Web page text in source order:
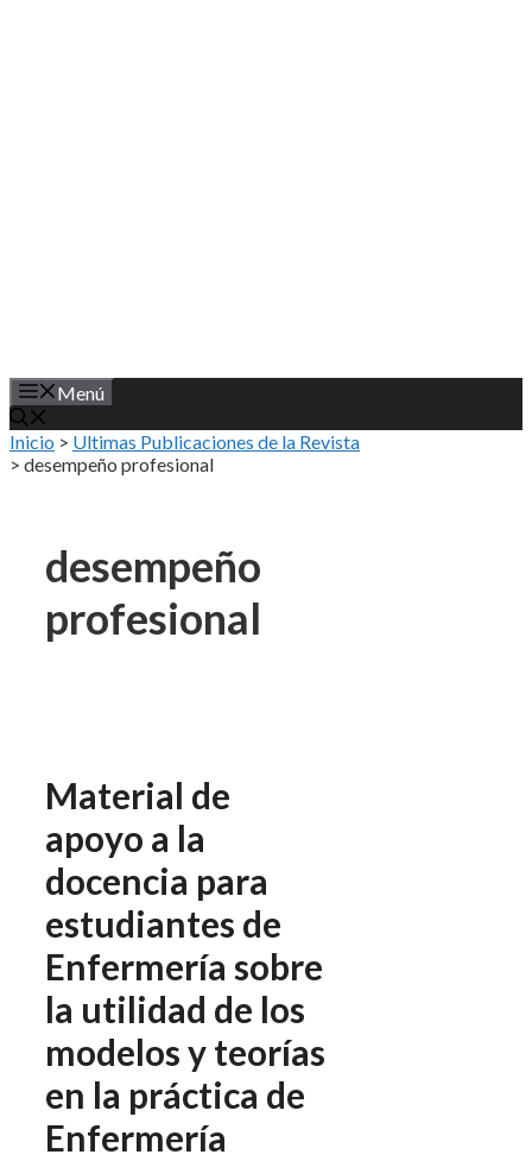
Menú
Inicio > Ultimas Publicaciones de la Revista
> desempeño profesional
desempeño
profesional
Material de
apoyo a la
docencia para
estudiantes de
Enfermería sobre
la utilidad de los
modelos y teorías
en la práctica de
Enfermería